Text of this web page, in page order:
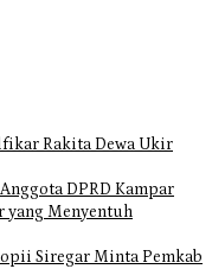
Rakita Dewa Ukir
DPRD Kampar
Menyentuh
Siregar Minta Pemkab